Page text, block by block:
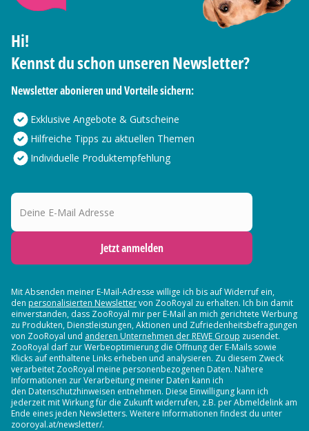
Hi!
Kennst du schon unseren Newsletter?
Newsletter abonieren und Vorteile sichern:
Exklusive Angebote & Gutscheine
Hilfreiche Tipps zu aktuellen Themen
Individuelle Produktempfehlung
Deine E-Mail Adresse
Jetzt anmelden
Mit Absenden meiner E-Mail-Adresse willige ich bis auf Widerruf ein,
den personalisierten Newslettervon ZooRoyal zu erhalten. Ich bin damit
einverstanden, dass ZooRoyal mir per E-Mail an mich gerichtete Werbung
zu Produkten, Dienstleistungen, Aktionen und Zufriedenheitsbefragungen
von ZooRoyal und anderen Unternehmen der REWE Group zusendet.
ZooRoyal darf zur Werbeoptimierung die Öffnung der E-Mails sowie
Klicks auf enthaltene Links erheben und analysieren. Zu diesem Zweck
verarbeitet ZooRoyal meine personenbezogenen Daten. Nähere
Informationen zur Verarbeitung meiner Daten kann ich
den Datenschutzhinweisen entnehmen. Diese Einwilligung kann ich
jederzeit mit Wirkung für die Zukunft widerrufen, z.B. per Abmeldelink am
Ende eines jeden Newsletters. Weitere Informationen findest du unter
zooroyal.at/newsletter/.